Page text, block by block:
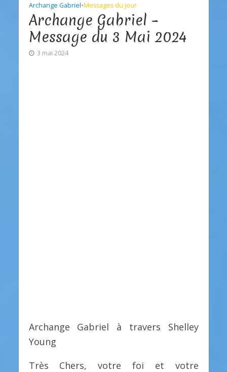
Archange Gabriel•Messages du jour
Archange Gabriel –
Message du 3 Mai 2024
3 mai 2024
Archange Gabriel à travers Shelley
Young
Très Chers, votre foi et votre